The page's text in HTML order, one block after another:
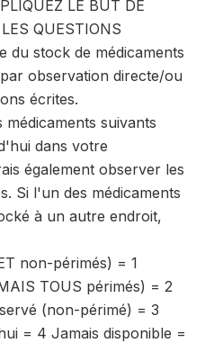
LE BUT DE
QUESTIONS
du stock de médicaments
observation directe/ou
écrites.
suivants
dans votre
également observer les
Si l'un des médicaments
à un autre endroit,
non-périmés) = 1
TOUS périmés) = 2
(non-périmé) = 3
= 4 Jamais disponible =